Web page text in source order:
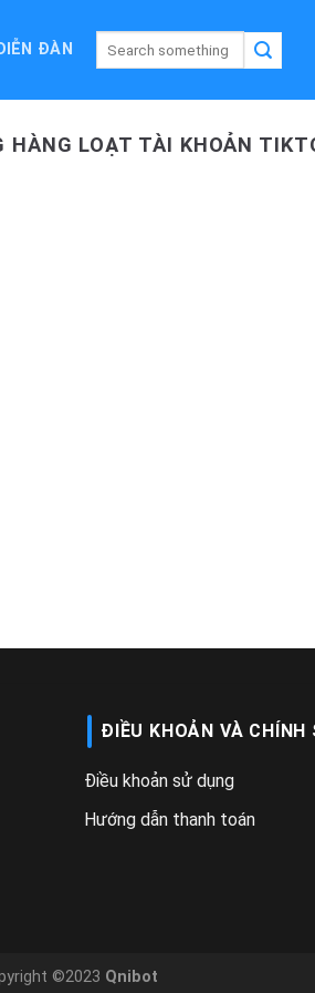
DIỄN ĐÀN
HÀNG LOẠT TÀI KHOẢN
ĐIỀU KHOẢN VÀ CHÍNH
Điều khoản sử dụng
Hướng dẫn thanh toán
©2023 Qnibot